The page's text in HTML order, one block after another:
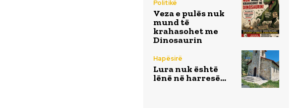
Politikë
Veza e pulës nuk
mund të
krahasohet me
Dinosaurin
Hapësirë
Lura nuk është
lënë në harresë…